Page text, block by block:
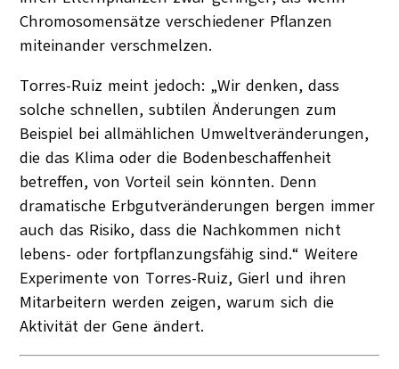
Chromosomensätze verschiedener Pflanzen
miteinander verschmelzen.
Torres-Ruiz meint jedoch: „Wir denken, dass
solche schnellen, subtilen Änderungen zum
Beispiel bei allmählichen Umweltveränderungen,
die das Klima oder die Bodenbeschaffenheit
betreffen, von Vorteil sein könnten. Denn
dramatische Erbgutveränderungen bergen immer
auch das Risiko, dass die Nachkommen nicht
lebens- oder fortpflanzungsfähig sind.“ Weitere
Experimente von Torres-Ruiz, Gierl und ihren
Mitarbeitern werden zeigen, warum sich die
Aktivität der Gene ändert.